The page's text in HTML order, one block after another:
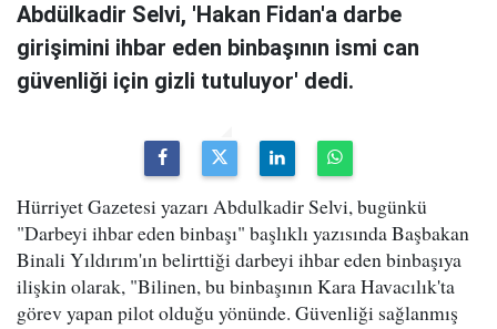
Abdülkadir Selvi, 'Hakan Fidan'a darbe
girişimini ihbar eden binbaşının ismi can
güvenliği için gizli tutuluyor' dedi.
Hürriyet Gazetesi yazarı Abdulkadir Selvi, bugünkü
"Darbeyi ihbar eden binbaşı" başlıklı yazısında Başbakan
Binali Yıldırım'ın belirttiği darbeyi ihbar eden binbaşıya
ilişkin olarak, "Bilinen, bu binbaşının Kara Havacılık'ta
görev yapan pilot olduğu yönünde. Güvenliği sağlanmış